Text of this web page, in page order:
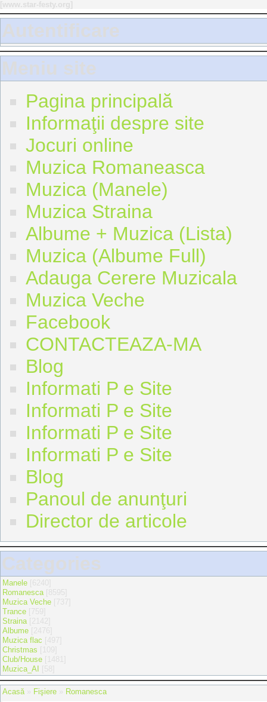
Autentificare
Meniu site
Pagina principală
Informaţii despre site
Jocuri online
Muzica Romaneasca
Muzica (Manele)
Muzica Straina
Albume + Muzica (Lista)
Muzica (Albume Full)
Adauga Cerere Muzicala
Muzica Veche
Facebook
CONTACTEAZA-MA
Blog
Informati P e Site
Informati P e Site
Informati P e Site
Informati P e Site
Blog
Panoul de anunţuri
Director de articole
Categories
Manele
Romanesca
Muzica Veche
Trance
Straina
Albume
Muzica flac
Christmas
Club/House
Muzica_AI
Acasă» Fişiere Romanesca